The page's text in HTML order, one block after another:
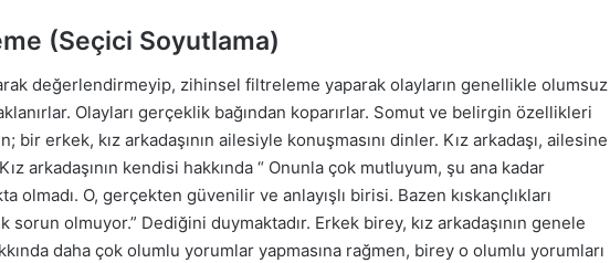
(Seçici Soyutlama)
değerlendirmeyip, zihinsel filtreleme yaparak olayların genellikle olumsuz
Olayları gerçeklik bağından koparırlar. Somut ve belirgin özellikleri
bir erkek, kız arkadaşının ailesiyle konuşmasını dinler. Kız arkadaşı, ailesine
arkadaşının kendisi hakkında “ Onunla çok mutluyum, şu ana kadar
olmadı. O, gerçekten güvenilir ve anlayışlı birisi. Bazen kıskançlıkları
sorun olmuyor.” Dediğini duymaktadır. Erkek birey, kız arkadaşının genele
daha çok olumlu yorumlar yapmasına rağmen, birey o olumlu yorumları